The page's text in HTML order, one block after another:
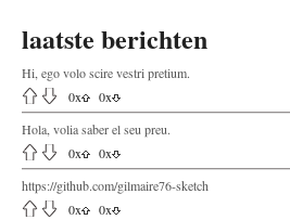
laatste berichten
Hi, ego volo scire vestri pretium.
0x 0x
Hola, volia saber el seu preu.
0x 0x
https://github.com/gilmaire76-sketch
0x 0x